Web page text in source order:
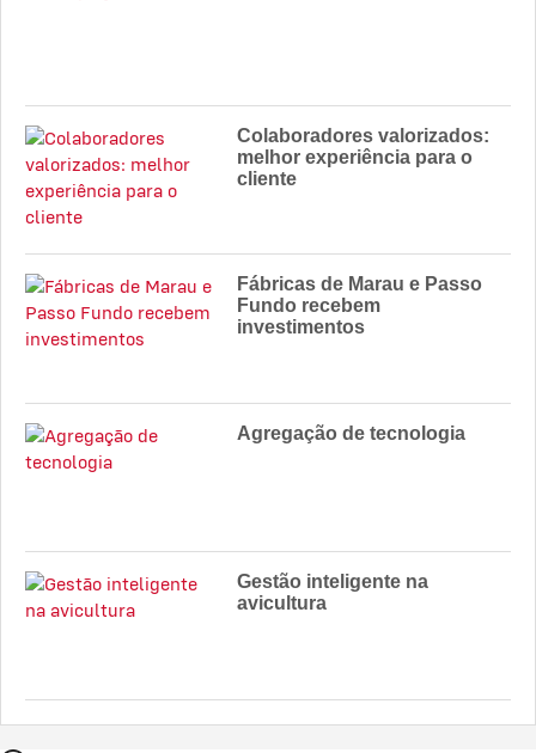
Colaboradores valorizados:
melhor experiência para o
cliente
Fábricas de Marau e Passo
Fundo recebem
investimentos
Agregação de tecnologia
Gestão inteligente na
avicultura